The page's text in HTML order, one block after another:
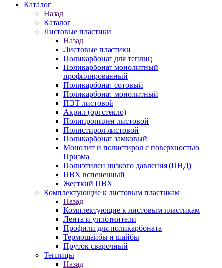
Каталог
Назад
Каталог
Листовые пластики
Назад
Листовые пластики
Поликарбонат для теплиц
Поликарбонат монолитный
профилированный
Поликарбонат сотовый
Поликарбонат монолитный
ПЭТ листовой
Акрил (оргстекло)
Полипропилен листовой
Полистирол листовой
Поликарбонат замковый
Монолит и полистирол с поверхностью
Призма
Полиэтилен низкого давления (ПНД)
ПВХ вспененный
Жесткий ПВХ
Комплектующие к листовым пластикам
Назад
Комплектующие к листовым пластикам
Лента и уплотнители
Профили для поликарбоната
Термошайбы и шайбы
Пруток сварочный
Теплицы
Назад